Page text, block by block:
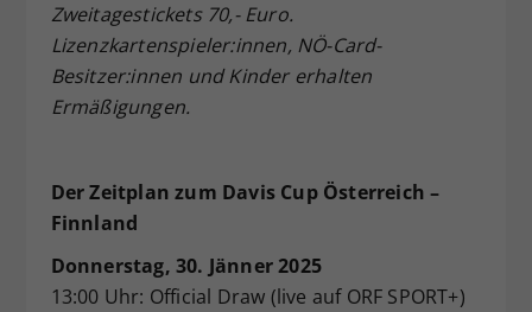
Zweitagestickets 70,- Euro.
Lizenzkartenspieler:innen, NÖ-Card-
Besitzer:innen und Kinder erhalten
Ermäßigungen.
Der Zeitplan zum Davis Cup Österreich –
Finnland
Donnerstag, 30. Jänner 2025
13:00 Uhr: Official Draw (live auf ORF SPORT+)